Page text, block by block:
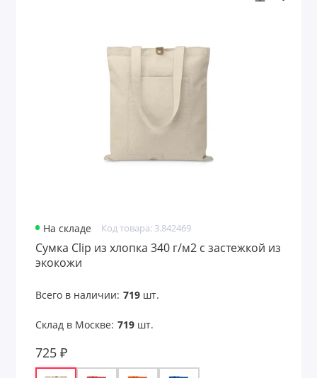
Поясные сумки
Складные сумки
Спортивные сумки
Сумки для бумаг и конференций
Сумки для документов
На складе Код товара: 3.842469
Cумка Clip из хлопка 340 г/м2 с застежкой из
экокожи
Всего в наличии: 719шт.
Склад в Москве: 719шт.
725 ₽